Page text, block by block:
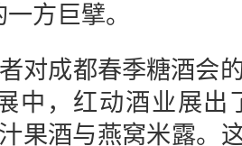
方巨擘。
对成都春季糖酒会
中，红动酒业展出
酒与燕窝米露。